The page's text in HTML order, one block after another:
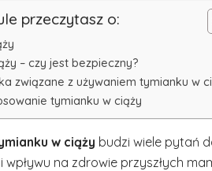
przeczytasz o:
– czy jest bezpieczny?
związane z używaniem tymianku w
tymianku w ciąży
w ciąży budzi wiele pytań
na zdrowie przyszłych